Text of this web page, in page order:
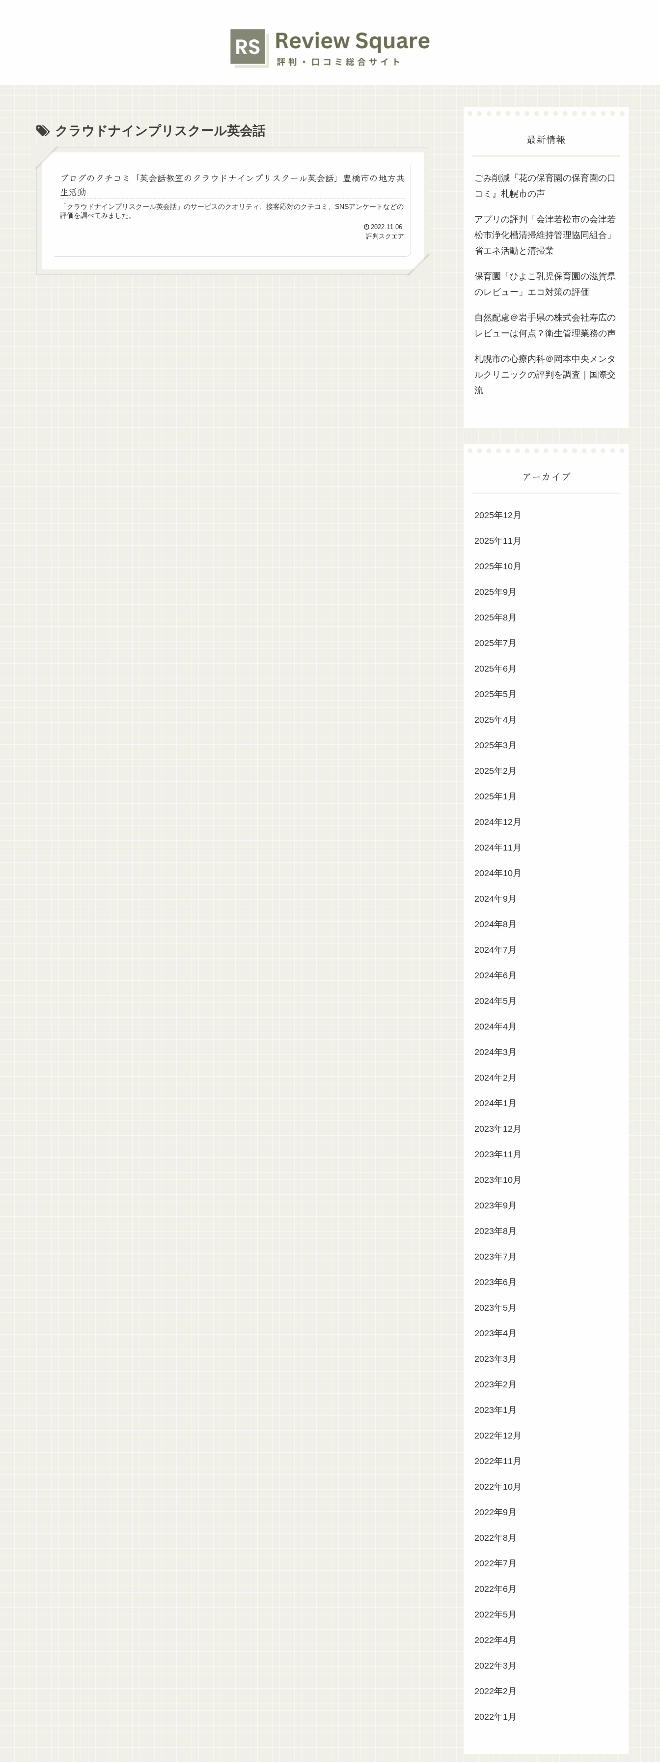
クラウドナインプリスクール英会話
ブログのクチコミ「英会話教室のクラウドナインプリスクール英会話」豊橋市の地方共
生活動
「クラウドナインプリスクール英会話」のサービスのクオリティ、接客応対のクチコミ、SNSアンケートなどの
評価を調べてみました。
2022.11.06
評判スクエア
最新情報
ごみ削減『花の保育園の保育園の口
コミ』札幌市の声
アプリの評判「会津若松市の会津若
松市浄化槽清掃維持管理協同組合」
省エネ活動と清掃業
保育園「ひよこ乳児保育園の滋賀県
のレビュー」エコ対策の評価
自然配慮＠岩手県の株式会社寿広の
レビューは何点？衛生管理業務の声
札幌市の心療内科＠岡本中央メンタ
ルクリニックの評判を調査｜国際交
流
アーカイブ
2025年12月
2025年11月
2025年10月
2025年9月
2025年8月
2025年7月
2025年6月
2025年5月
2025年4月
2025年3月
2025年2月
2025年1月
2024年12月
2024年11月
2024年10月
2024年9月
2024年8月
2024年7月
2024年6月
2024年5月
2024年4月
2024年3月
2024年2月
2024年1月
2023年12月
2023年11月
2023年10月
2023年9月
2023年8月
2023年7月
2023年6月
2023年5月
2023年4月
2023年3月
2023年2月
2023年1月
2022年12月
2022年11月
2022年10月
2022年9月
2022年8月
2022年7月
2022年6月
2022年5月
2022年4月
2022年3月
2022年2月
2022年1月